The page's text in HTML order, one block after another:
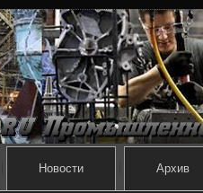
Новости Архив